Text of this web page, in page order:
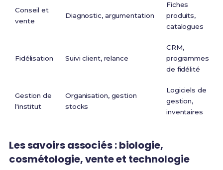
Conseil et
vente
Diagnostic, argumentation
Fiches
produits,
catalogues
Fidélisation Suivi client, relance
CRM,
programmes
de fidélité
Gestion de
l'institut
Organisation, gestion
stocks
Logiciels de
gestion,
inventaires
Les savoirs associés : biologie,
cosmétologie, vente et technologie